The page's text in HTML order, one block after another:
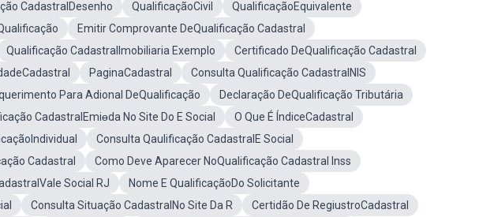
CadastralDesenho QualificaçãoCivil
QualificaçãoEquivalente
Emitir Comprovante DeQualificação Cadastral
Qualificação CadastralImobiliaria Exemplo
Certificado DeQualificação Cadastral
PaginaCadastral
Consulta Qualificação CadastralNIS
Para Adional DeQualificação
Declaração DeQualificação Tributária
CadastralEmiɵda No Site Do E Social
O Que É ÍndiceCadastral
Consulta Qaulificação CadastralE Social
Cadastral
Como Deve Aparecer NoQualificação Cadastral Inss
Social RJ
Nome E QualificaçãoDo Solicitante
Consulta Situação CadastralNo Site Da R
Certidão De RegiustroCadastral